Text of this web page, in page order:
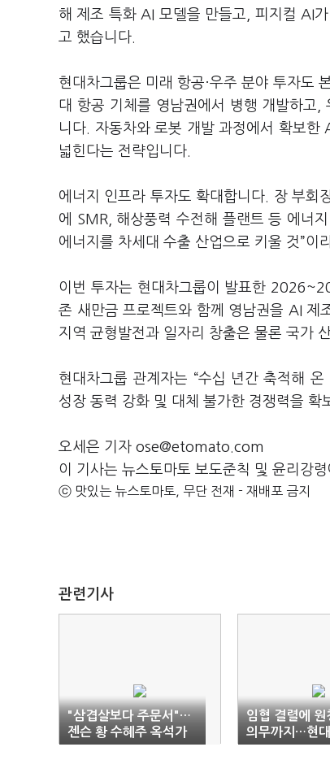
해 제조 특화 AI 모델을 만들고, 피지컬 AI
고 했습니다.
현대차그룹은 미래 항공·우주 분야 투자도
대 항공 기체를 영남권에서 병행 개발하고
니다. 자동차와 로봇 개발 과정에서 확보한
넓힌다는 전략입니다.
에너지 인프라 투자도 확대합니다. 장 부회
에 SMR, 해상풍력 수전해 플랜트 등 에너
에너지를 차세대 수출 산업으로 키울 것”이
이번 투자는 현대차그룹이 발표한
존 새만금 프로젝트와 함께 영남권을 AI 제
지역 균형발전과 일자리 창출은 물론 국가
현대차그룹 관계자는 “수십 년간 축적해
성장 동력 강화 및 대체 불가한 경쟁력을 확
오세은 기자 ose@etomato.com
이 기사는 뉴스토마토 보도준칙 및 윤리강
ⓒ 맛있는 뉴스토마토, 무단 전재 - 재배포 금지
관련기사
"삼겹살보다 주문서"…
젠슨 황 수혜주 옥석가
리기
임협 결렬에 원
의무까지…현
관계 ‘시험대’